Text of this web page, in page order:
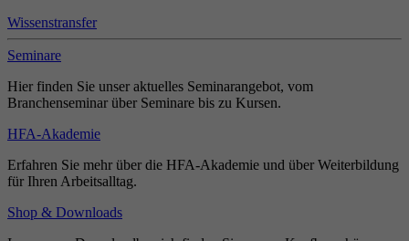
Wissenstransfer
Seminare
Hier finden Sie unser aktuelles Seminarangebot, vom
Branchenseminar über Seminare bis zu Kursen.
HFA-Akademie
Erfahren Sie mehr über die HFA-Akademie und über Weiterbildung
für Ihren Arbeitsalltag.
Shop & Downloads